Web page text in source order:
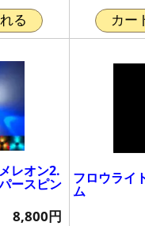
る カー
レオン2.
ースピン
8,800円
フロウライ
ム